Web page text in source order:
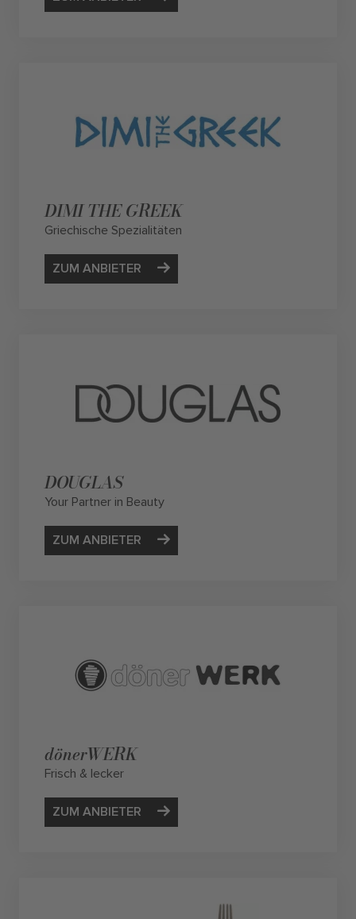
DIMI THE GREEK
Griechische Spezialitäten
ZUM ANBIETER
DOUGLAS
Your Partner in Beauty
ZUM ANBIETER
dönerWERK
Frisch & lecker
ZUM ANBIETER